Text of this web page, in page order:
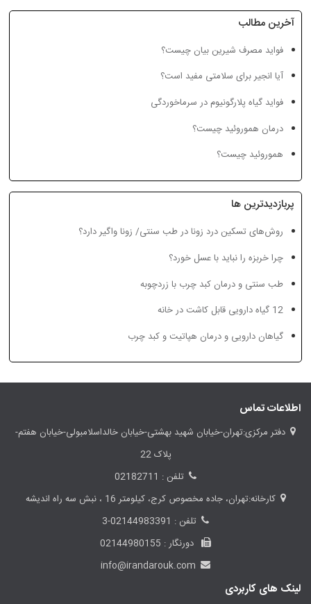
است؟
دارچین افزاینده بینایی،
نشاط‌آور و برطرف‌کننده
فواید مصرف شیرین بیان
آخرین مطالب
فواید مصرف شیرین بیان چیست؟
آیا انجیر برای سلامتی مفید است؟
فواید گیاه پلارگونیوم در سرماخوردگی
درمان هموروئید چیست؟
هموروئید چیست؟
پربازدیدترین ها
روش‌های تسکین درد زونا در طب سنتی/ زونا واگیر دارد؟
چرا خربزه را نباید با عسل خورد؟
طب سنتی و درمان کبد چرب با زردچوبه
12 گیاه دارویی قابل کاشت در خانه
گیاهان دارویی و درمان هپاتیت و کبد چرب
اطلاعات تماس
دفتر مرکزی:تهران-خیابان شهید بهشتی-خیابان خالداسلامبولی-خیابان هفتم-
پلاک 22
تلفن : 02182711
کارخانه:تهران، جاده مخصوص کرج، کیلومتر 16 ، نبش سه راه اندیشه
تلفن : 02144983391-3
دورنگار : 02144980155
info@irandarouk.com
لینک های کاربردی